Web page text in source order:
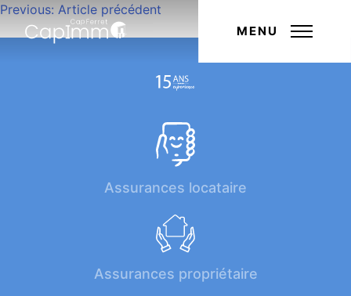
MENU
Navigation
de
Previous: Article précédent
Assurances locataire
Assurances propriétaire